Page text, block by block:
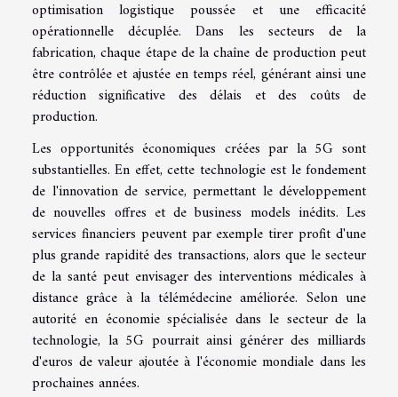
optimisation logistique poussée et une efficacité
opérationnelle décuplée. Dans les secteurs de la
fabrication, chaque étape de la chaîne de production peut
être contrôlée et ajustée en temps réel, générant ainsi une
réduction significative des délais et des coûts de
production.
Les opportunités économiques créées par la 5G sont
substantielles. En effet, cette technologie est le fondement
de l'innovation de service, permettant le développement
de nouvelles offres et de business models inédits. Les
services financiers peuvent par exemple tirer profit d'une
plus grande rapidité des transactions, alors que le secteur
de la santé peut envisager des interventions médicales à
distance grâce à la télémédecine améliorée. Selon une
autorité en économie spécialisée dans le secteur de la
technologie, la 5G pourrait ainsi générer des milliards
d'euros de valeur ajoutée à l'économie mondiale dans les
prochaines années.